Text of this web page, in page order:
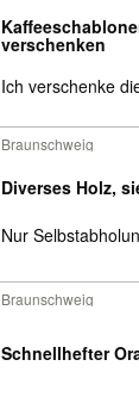
verschenken
Ich verschenke
Braunschweig
Diverses Holz,
Nur
Braunschweig
Schnellhefter